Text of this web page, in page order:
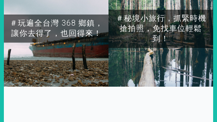
＃玩遍全台灣 368 鄉鎮，
讓你去得了，也回得來！
＃秘境小旅行，抓緊時機
搶拍照，免找車位輕鬆
到！